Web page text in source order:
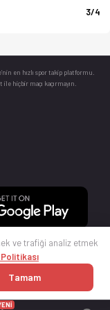
3/4
en hızlı spor takip platformu.
hiçbir maçı kaçırmayın.
ve trafiği analiz etmek
Tamam